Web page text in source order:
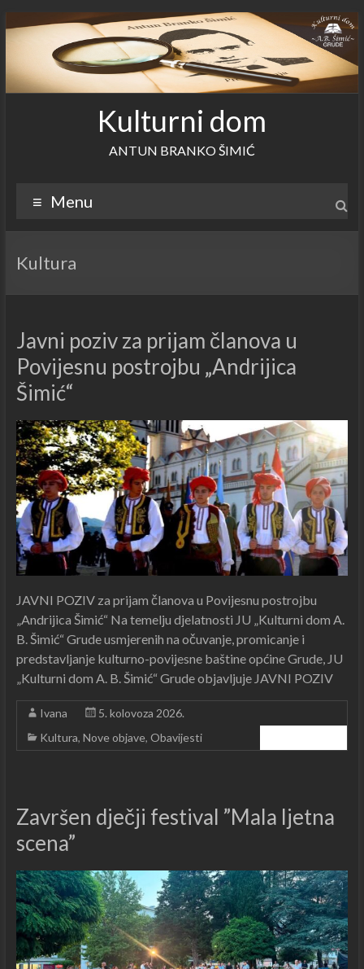
to
Kulturni dom
ANTUN BRANKO ŠIMIĆ
Menu
Kultura
Javni poziv za prijam članova u
Povijesnu postrojbu „Andrijica
Šimić“
JAVNI POZIV za prijam članova u Povijesnu postrojbu
„Andrijica Šimić“ Na temelju djelatnosti JU „Kulturni dom A.
B. Šimić“ Grude usmjerenih na očuvanje, promicanje i
predstavljanje kulturno-povijesne baštine općine Grude, JU
„Kulturni dom A. B. Šimić“ Grude objavljuje JAVNI POZIV
Ivana
5. kolovoza 2026.
Kultura, Nove objave, Obavijesti
Završen dječji festival ”Mala ljetna
scena”